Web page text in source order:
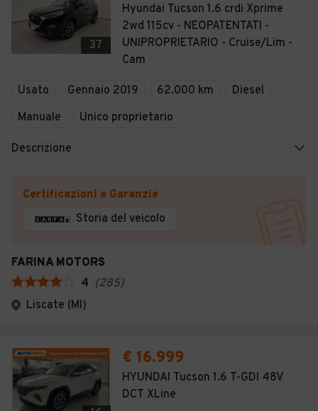
37
Hyundai Tucson 1.6 crdi Xprime
2wd 115cv - NEOPATENTATI -
UNIPROPRIETARIO - Cruise/Lim -
Cam
Usato Gennaio 2019 62.000 km
Diesel
Manuale
Unico proprietario
Descrizione
Certificazioni e Garanzie
Storia del veicolo
FARINA MOTORS
4 (285)
Liscate (MI)
€ 16.999
HYUNDAI Tucson 1.6 T-GDI 48V
DCT XLine